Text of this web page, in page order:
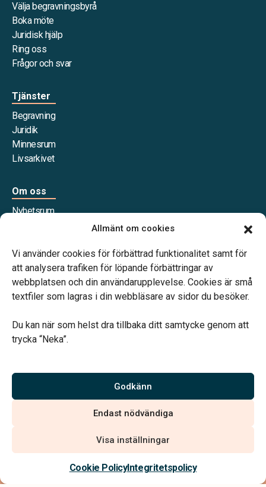
Allmänt om cookies
Vi använder cookies för förbättrad funktionalitet samt för
att analysera trafiken för löpande förbättringar av
webbplatsen och din användarupplevelse. Cookies är små
textfiler som lagras i din webbläsare av sidor du besöker.
Du kan när som helst dra tillbaka ditt samtycke genom att
trycka “Neka”.
Godkänn
Endast nödvändiga
Visa inställningar
Cookie PolicyIntegritetspolicy
Hitta begravningsbyrå 020 - 99 99 00
Välja begravningsbyrå
Boka möte
Juridisk hjälp
Ring oss
Frågor och svar
Tjänster
Begravning
Juridik
Minnesrum
Livsarkivet
Om oss
Nyhetsrum
Våra samarbetspartners
familjejuridiken – genom hela livet.
Allmänna villkor
Köpvillkor